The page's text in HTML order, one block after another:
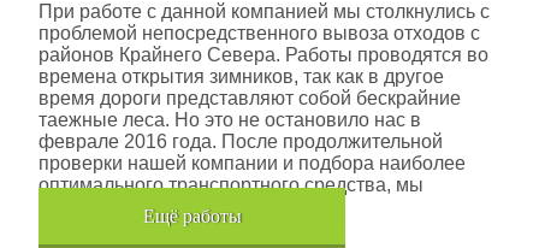
При работе с данной компанией мы столкнулись с
проблемой непосредственного вывоза отходов с
районов Крайнего Севера. Работы проводятся во
времена открытия зимников, так как в другое
время дороги представляют собой бескрайние
таежные леса. Но это не остановило нас в
феврале 2016 года. После продолжительной
проверки нашей компании и подбора наиболее
оптимального транспортного средства, мы
помогли данной компании.
Eщё работы